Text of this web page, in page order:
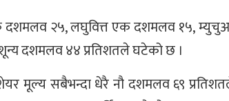
दशमलव २५, लघुवित्त एक दशमलव १५,
दशमलव ४४ प्रतिशतले घटेको छ ।
शेयर मूल्य सबैभन्दा धेरै नौ दशमलव ६९